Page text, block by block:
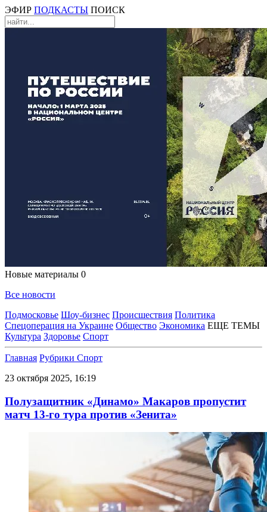
ЭФИР ПОДКАСТЫ ПОИСК
Новые материалы 0
Все новости
Подмосковье Шоу-бизнес Происшествия Политика
Спецоперация на Украине Общество Экономика ЕЩЕ ТЕМЫ
Культура Здоровье Спорт
Главная Рубрики Спорт
23 октября 2025, 16:19
Полузащитник «Динамо» Макаров пропустит
матч 13-го тура против «Зенита»